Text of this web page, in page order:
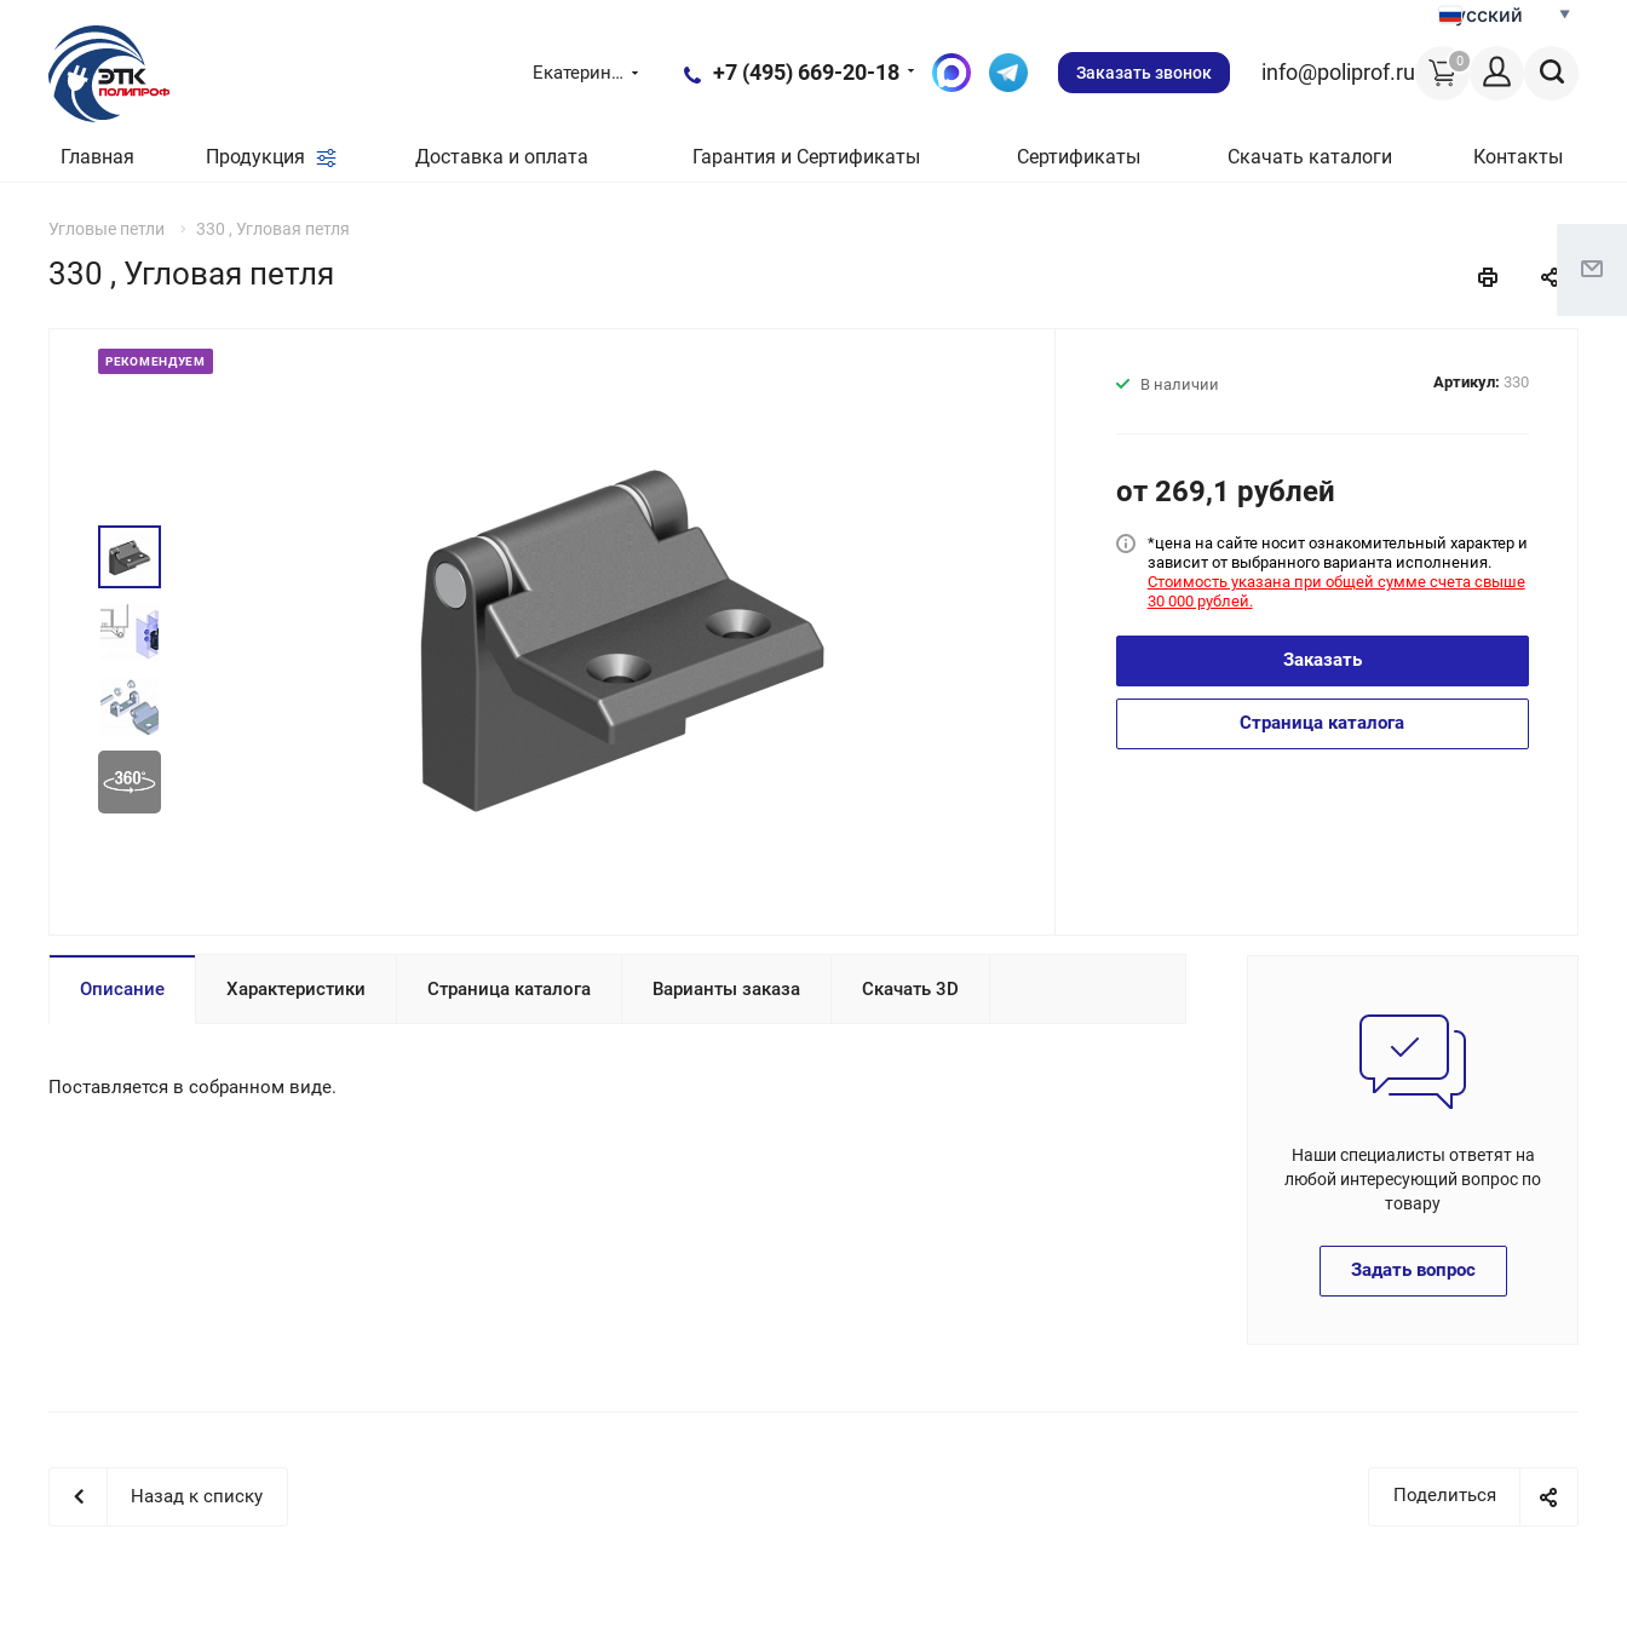
Русский
0
Екатеринбург +7 (495) 669-20-18 Заказать звонок info@poliprof.ru
Главная Продукция Доставка и оплата Гарантия и Сертификаты Сертификаты Скачать каталоги Контакты
Угловые петли 330 , Угловая петля
330 , Угловая петля
РЕКОМЕНДУЕМ
В наличии Артикул: 330
от 269,1 рублей
*цена на сайте носит ознакомительный характер и
зависит от выбранного варианта исполнения.
Стоимость указана при общей сумме счета свыше
30 000 рублей.
Заказать
Страница каталога
Описание Характеристики Страница каталога Варианты заказа Скачать 3D
Поставляется в собранном виде.
Наши специалисты ответят на
любой интересующий вопрос по
товару
Задать вопрос
Поделиться
Назад к списку